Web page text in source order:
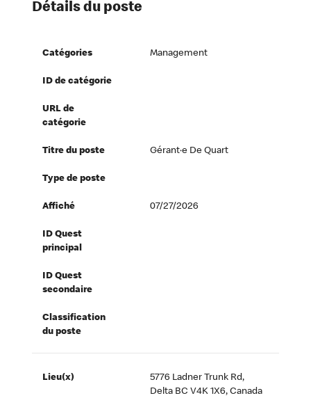
Détails du poste
Catégories Management
ID de catégorie
URL de
catégorie
Titre du poste Gérant·e De Quart
Type de poste
Affiché 07/27/2026
ID Quest
principal
ID Quest
secondaire
Classification
du poste
Lieu(x)
5776 Ladner Trunk Rd,
Delta BC V4K 1X6, Canada